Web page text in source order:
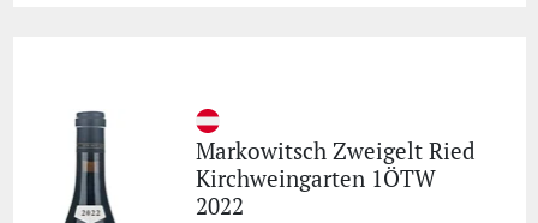
Markowitsch Zweigelt Ried
Kirchweingarten 1ÖTW
2022